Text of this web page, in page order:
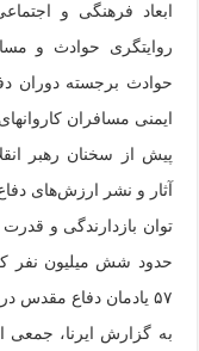
ابعاد فرهنگی و
روایتگری حوادث و
حوادث برجسته دوران
ایمنی مسافران
پیش از سخنان رهبر
آثار و نشر ارزش‌های
توان بازدارندگی و
حدود شش میلیون نفر که
۵۷ یادمان دفاع مقدس در هفت استان کشور بازدید کردند.
به گزارش ایرنا، جمعی